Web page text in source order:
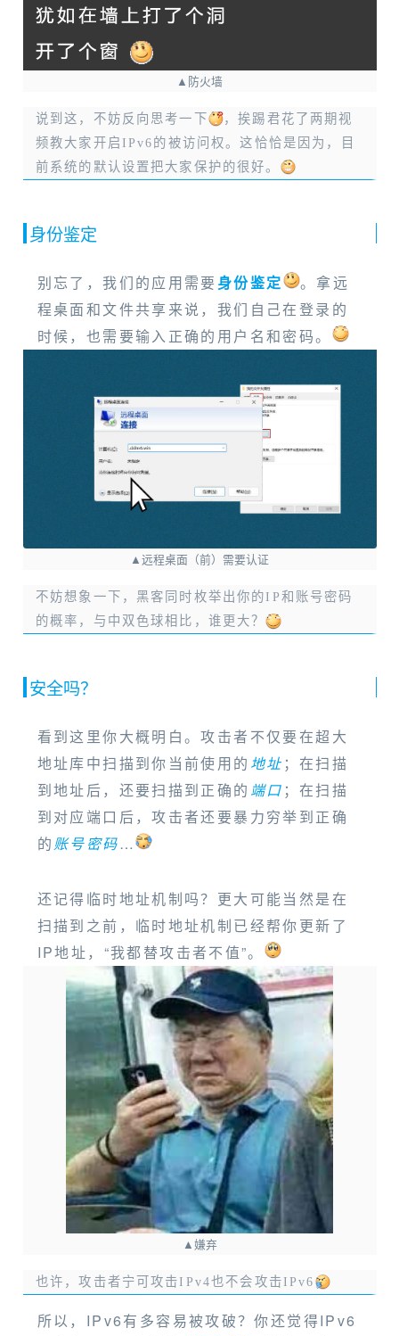
▲防火墙
说到这，不妨反向思考一下
，挨踢君花了两期视
频教大家开启IPv6的被访问权。这恰恰是因为，目
前系统的默认设置把大家保护的很好。
身份鉴定
别忘了，我们的应用需要 身份鉴定
。拿远
程桌面和文件共享来说，我们自己在登录的
时候，也需要输入正确的用户名和密码。
▲远程桌面（前）需要认证
不妨想象一下，黑客同时枚举出你的IP和账号密码
的概率，与中双色球相比，谁更大？
安全吗？
看到这里你大概明白。攻击者不仅要在超大
地址库中扫描到你当前使用的 地址 ；在扫描
到地址后，还要扫描到正确的 端口 ；在扫描
到对应端口后，攻击者还要暴力穷举到正确
的账号密码…
还记得临时地址机制吗？更大可能当然是在
扫描到之前，临时地址机制已经帮你更新了
IP地址，“我都替攻击者不值”。
▲嫌弃
也许，攻击者宁可攻击IPv4也不会攻击IPv6
所以，IPv6有多容易被攻破？你还觉得IPv6